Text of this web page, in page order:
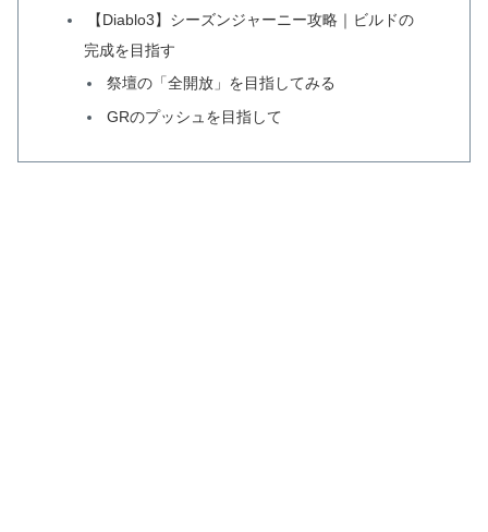
【Diablo3】シーズンジャーニー攻略｜ビルドの
完成を目指す
祭壇の「全開放」を目指してみる
GRのプッシュを目指して